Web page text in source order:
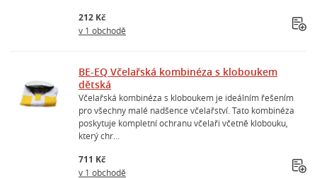
212 Kč
v 1 obchodě
BE-EQ Včelařská kombinéza s kloboukem
dětská
Včelařská kombinéza s kloboukem je ideálním řešením
pro všechny malé nadšence včelařství. Tato kombinéza
poskytuje kompletní ochranu včelaři včetně klobouku,
který chr...
711 Kč
v 1 obchodě